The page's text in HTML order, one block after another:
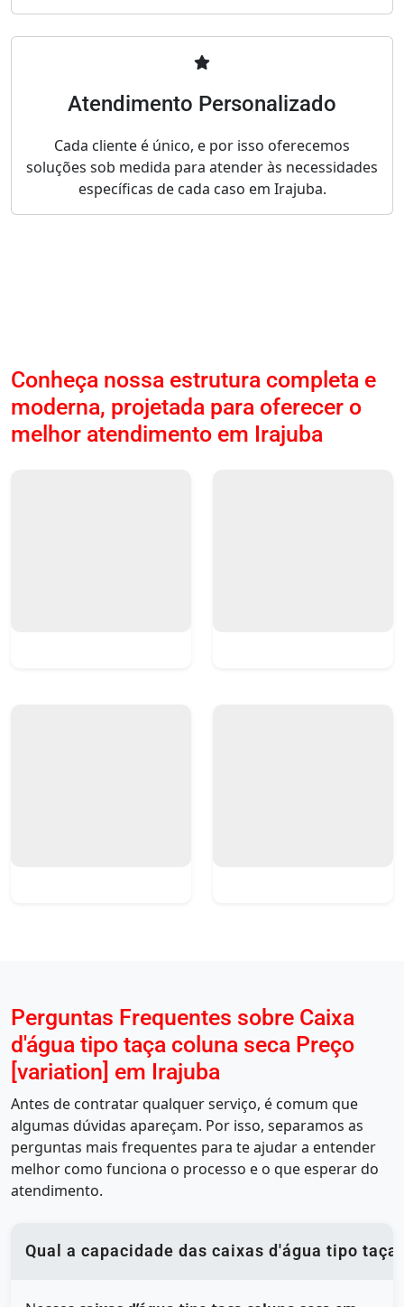
Atendimento Personalizado
Cada cliente é único, e por isso oferecemos
soluções sob medida para atender às necessidades
específicas de cada caso em Irajuba.
Conheça nossa estrutura completa e
moderna, projetada para oferecer o
melhor atendimento em Irajuba
Perguntas Frequentes sobre Caixa
d'água tipo taça coluna seca Preço
[variation] em Irajuba
Antes de contratar qualquer serviço, é comum que
algumas dúvidas apareçam. Por isso, separamos as
perguntas mais frequentes para te ajudar a entender
melhor como funciona o processo e o que esperar do
atendimento.
Qual a capacidade das caixas d'água tipo